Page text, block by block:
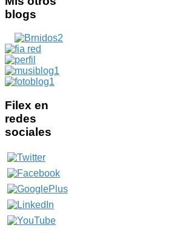
blogs
Filex en
redes
sociales